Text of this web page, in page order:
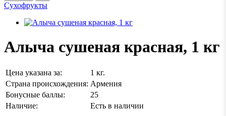
Сухофрукты
Алыча сушеная красная, 1 кг
Цена указана за:
1 кг.
Страна происхождения: Армения
Бонусные баллы:
25
Наличие:
Есть в наличии